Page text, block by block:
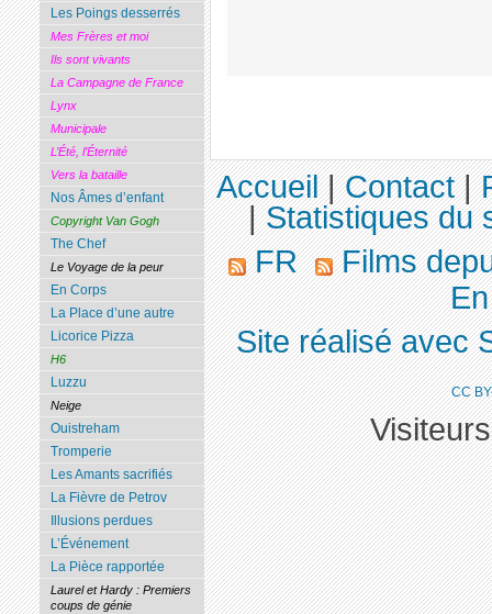
Les Poings desserrés
Mes Frères et moi
Ils sont vivants
La Campagne de France
Lynx
Municipale
L’Été, l’Éternité
Vers la bataille
Nos Âmes d’enfant
Copyright Van Gogh
The Chef
Le Voyage de la peur
En Corps
La Place d’une autre
Licorice Pizza
H6
Luzzu
Neige
Ouistreham
Tromperie
Les Amants sacrifiés
La Fièvre de Petrov
Illusions perdues
L’Événement
La Pièce rapportée
Laurel et Hardy : Premiers
coups de génie
Accueil|Contact|
|Statistiques du
FR
Films
En
Site réalisé avec
CC